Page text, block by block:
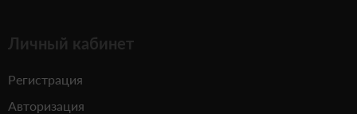
Личный кабинет
Регистрация
Авторизация